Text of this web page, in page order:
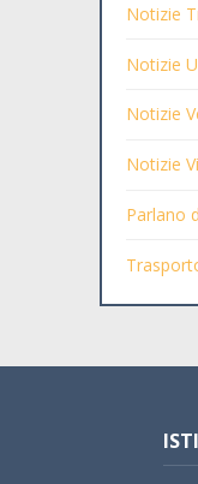
Notizie
Notizie
Notizie
Notizie
Parlano